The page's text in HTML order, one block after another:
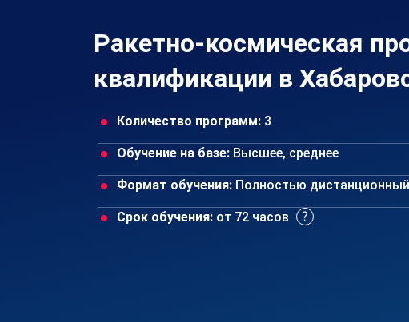
Ракетно-космическая
квалификации в
Количество программ: 3
Обучение на базе: Высшее, среднее
Формат обучения: Полностью дистанционный
Срок обучения: от 72 часов